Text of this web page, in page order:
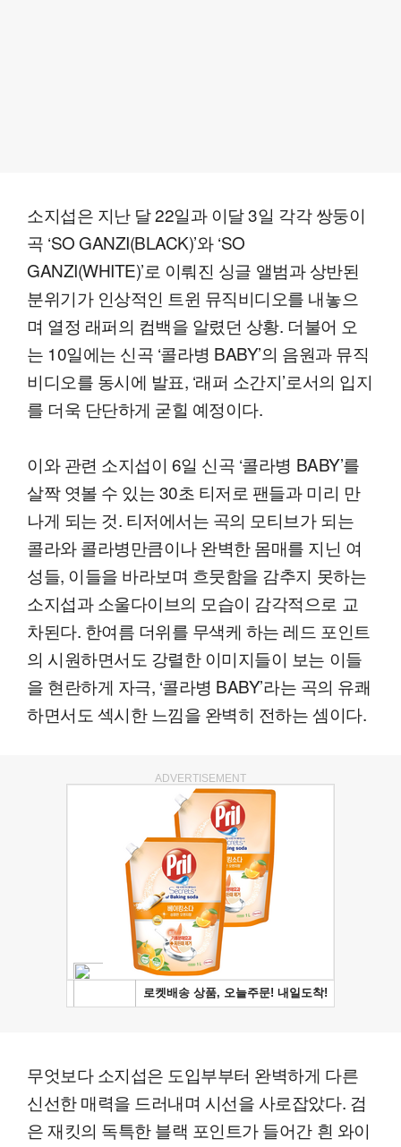
소지섭은 지난 달 22일과 이달 3일 각각 쌍둥이
곡 ‘SO GANZI(BLACK)’와 ‘SO
GANZI(WHITE)’로 이뤄진 싱글 앨범과 상반된
분위기가 인상적인 트윈 뮤직비디오를 내놓으
며 열정 래퍼의 컴백을 알렸던 상황. 더불어 오
는 10일에는 신곡 ‘콜라병 BABY’의 음원과 뮤직
비디오를 동시에 발표, ‘래퍼 소간지’로서의 입지
를 더욱 단단하게 굳힐 예정이다.
이와 관련 소지섭이 6일 신곡 ‘콜라병 BABY’를
살짝 엿볼 수 있는 30초 티저로 팬들과 미리 만
나게 되는 것. 티저에서는 곡의 모티브가 되는
콜라와 콜라병만큼이나 완벽한 몸매를 지닌 여
성들, 이들을 바라보며 흐뭇함을 감추지 못하는
소지섭과 소울다이브의 모습이 감각적으로 교
차된다. 한여름 더위를 무색케 하는 레드 포인트
의 시원하면서도 강렬한 이미지들이 보는 이들
을 현란하게 자극, ‘콜라병 BABY’라는 곡의 유쾌
하면서도 섹시한 느낌을 완벽히 전하는 셈이다.
ADVERTISEMENT
무엇보다 소지섭은 도입부부터 완벽하게 다른
신선한 매력을 드러내며 시선을 사로잡았다. 검
은 재킷의 독특한 블랙 포인트가 들어간 흰 와이